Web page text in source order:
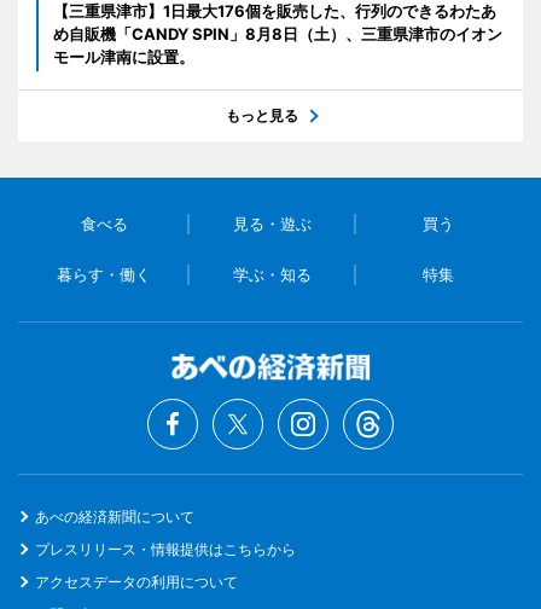
【三重県津市】1日最大176個を販売した、行列のできるわたあ
め自販機「CANDY SPIN」8月8日（土）、三重県津市のイオン
モール津南に設置。
もっと見る
食べる 見る・遊ぶ 買う
暮らす・働く 学ぶ・知る 特集
あべの経済新聞について
プレスリリース・情報提供はこちらから
アクセスデータの利用について